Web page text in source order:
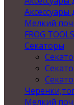
Аксессуары
Мелкий
FROG TOOLS
Секаторы
Мелкий